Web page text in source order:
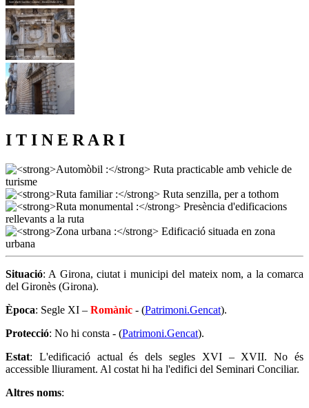
I T I N E R A R I
Situació: A Girona, ciutat i municipi del mateix nom, a la comarca
del Gironès (Girona).
Època: Segle XI – Romànic - (Patrimoni.Gencat).
Protecció: No hi consta - (Patrimoni.Gencat).
Estat: L'edificació actual és dels segles XVI – XVII. No és
accessible lliurament. Al costat hi ha l'edifici del Seminari Conciliar.
Altres noms: